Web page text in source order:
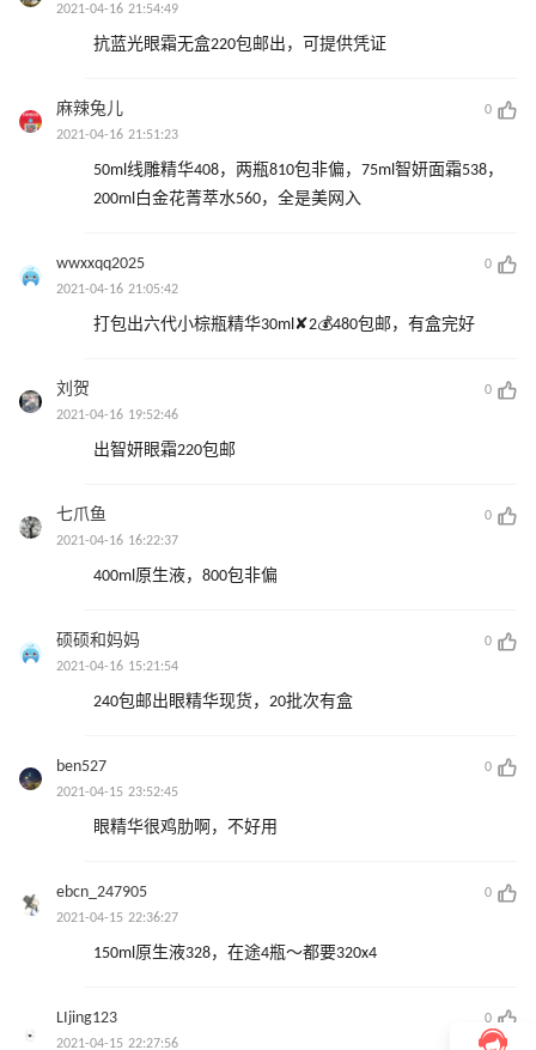
2021-04-16 21:54:49
抗蓝光眼霜无盒220包邮出，可提供凭证
麻辣兔儿
0
2021-04-16 21:51:23
50ml线雕精华408，两瓶810包非偏，75ml智妍面霜538，
200ml白金花菁萃水560，全是美网入
wwxxqq2025
0
2021-04-16 21:05:42
打包出六代小棕瓶精华30ml✘2💰480包邮，有盒完好
刘贺
0
2021-04-16 19:52:46
出智妍眼霜220包邮
七爪鱼
0
2021-04-16 16:22:37
400ml原生液，800包非偏
硕硕和妈妈
0
2021-04-16 15:21:54
240包邮出眼精华现货，20批次有盒
ben527
0
2021-04-15 23:52:45
眼精华很鸡肋啊，不好用
ebcn_247905
0
2021-04-15 22:36:27
150ml原生液328，在途4瓶～都要320x4
LIjing123
0
2021-04-15 22:27:56